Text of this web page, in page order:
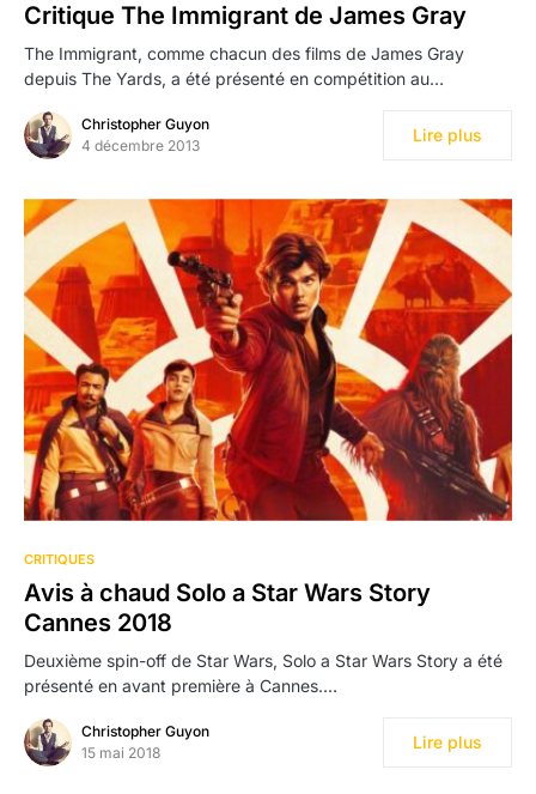
Critique The Immigrant de James Gray
The Immigrant, comme chacun des films de James Gray
depuis The Yards, a été présenté en compétition au…
Christopher Guyon
4 décembre 2013
Lire plus
CRITIQUES
Avis à chaud Solo a Star Wars Story
Cannes 2018
Deuxième spin-off de Star Wars, Solo a Star Wars Story a été
présenté en avant première à Cannes.…
Christopher Guyon
15 mai 2018
Lire plus